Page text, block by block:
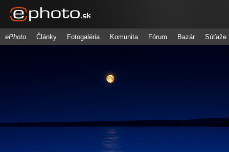
ePhoto Články Fotogaléria Komunita Fórum Bazár Súťaže